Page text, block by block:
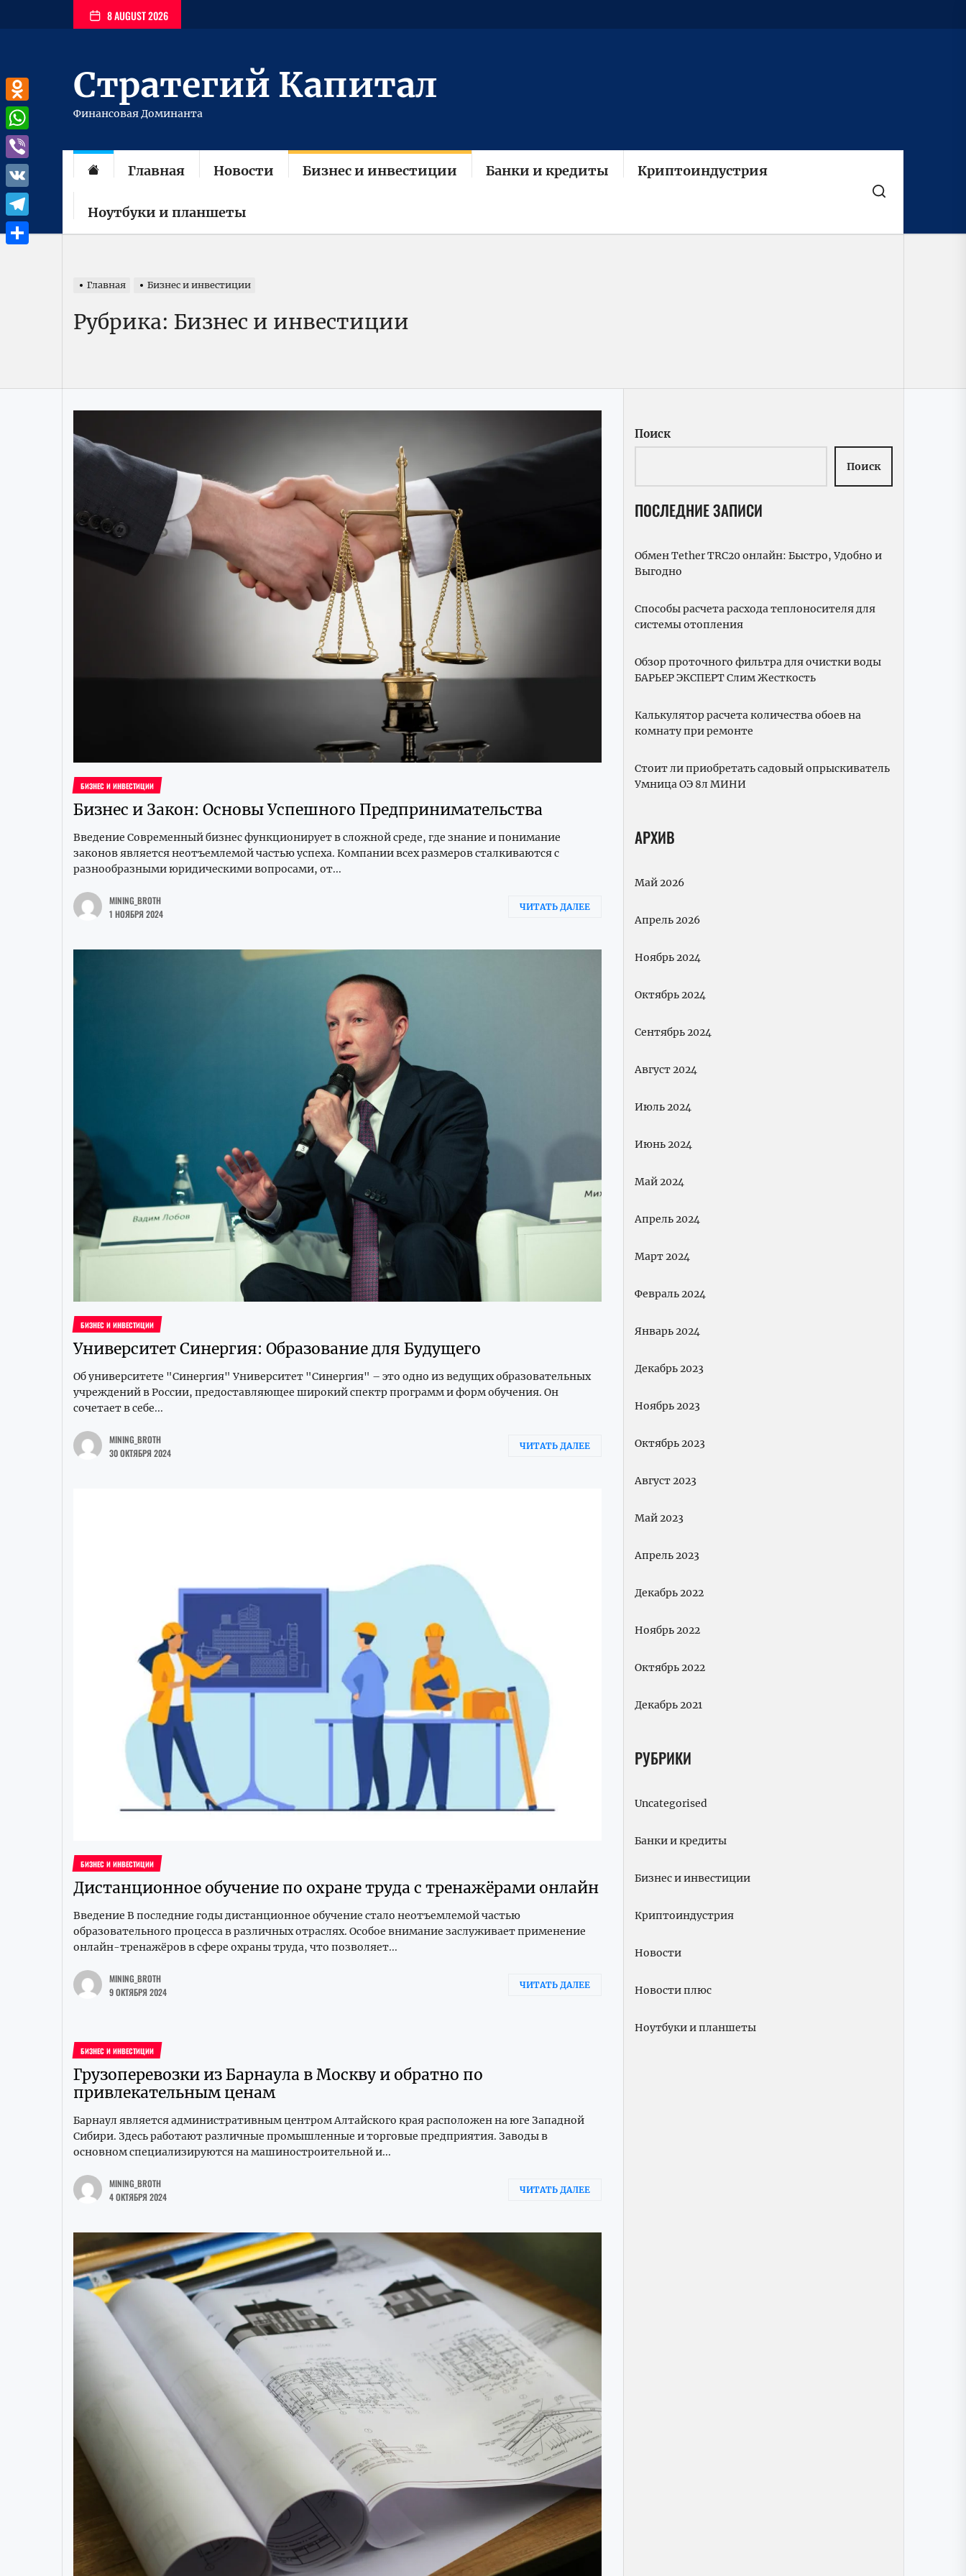
8 AUGUST 2026
Стратегий Капитал
Финансовая Доминанта
Главная Новости Бизнес и инвестиции Банки и кредиты Криптоиндустрия
Ноутбуки и планшеты
Главная Бизнес и инвестиции
Рубрика: Бизнес и инвестиции
БИЗНЕС И ИНВЕСТИЦИИ
Бизнес и Закон: Основы Успешного Предпринимательства
Введение Современный бизнес функционирует в сложной среде, где знание и понимание
законов является неотъемлемой частью успеха. Компании всех размеров сталкиваются с
разнообразными юридическими вопросами, от...
MINING_BROTH
1 НОЯБРЯ 2024
ЧИТАТЬ ДАЛЕЕ
БИЗНЕС И ИНВЕСТИЦИИ
Университет Синергия: Образование для Будущего
Об университете "Синергия" Университет "Синергия" – это одно из ведущих образовательных
учреждений в России, предоставляющее широкий спектр программ и форм обучения. Он
сочетает в себе...
MINING_BROTH
30 ОКТЯБРЯ 2024
ЧИТАТЬ ДАЛЕЕ
БИЗНЕС И ИНВЕСТИЦИИ
Дистанционное обучение по охране труда с тренажёрами онлайн
Введение В последние годы дистанционное обучение стало неотъемлемой частью
образовательного процесса в различных отраслях. Особое внимание заслуживает применение
онлайн-тренажёров в сфере охраны труда, что позволяет...
MINING_BROTH
9 ОКТЯБРЯ 2024
ЧИТАТЬ ДАЛЕЕ
БИЗНЕС И ИНВЕСТИЦИИ
Грузоперевозки из Барнаула в Москву и обратно по
привлекательным ценам
Барнаул является административным центром Алтайского края расположен на юге Западной
Сибири. Здесь работают различные промышленные и торговые предприятия. Заводы в
основном специализируются на машиностроительной и...
MINING_BROTH
4 ОКТЯБРЯ 2024
ЧИТАТЬ ДАЛЕЕ
Поиск
Поиск
ПОСЛЕДНИЕ ЗАПИСИ
Обмен Tether TRC20 онлайн: Быстро, Удобно и
Выгодно
Способы расчета расхода теплоносителя для
системы отопления
Обзор проточного фильтра для очистки воды
БАРЬЕР ЭКСПЕРТ Слим Жесткость
Калькулятор расчета количества обоев на
комнату при ремонте
Стоит ли приобретать садовый опрыскиватель
Умница ОЭ 8л МИНИ
АРХИВ
Май 2026
Апрель 2026
Ноябрь 2024
Октябрь 2024
Сентябрь 2024
Август 2024
Июль 2024
Июнь 2024
Май 2024
Апрель 2024
Март 2024
Февраль 2024
Январь 2024
Декабрь 2023
Ноябрь 2023
Октябрь 2023
Август 2023
Май 2023
Апрель 2023
Декабрь 2022
Ноябрь 2022
Октябрь 2022
Декабрь 2021
РУБРИКИ
Uncategorised
Банки и кредиты
Бизнес и инвестиции
Криптоиндустрия
Новости
Новости плюс
Ноутбуки и планшеты
Odnoklassniki
WhatsApp
Viber
VK
Telegram